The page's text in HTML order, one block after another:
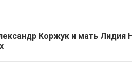
Коржук и мать Лидия